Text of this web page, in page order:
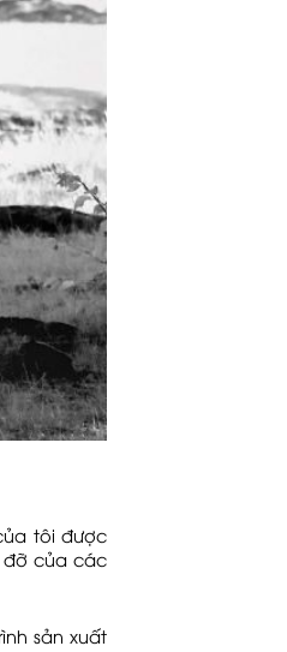
tôi được
đỡ của các
sản xuất